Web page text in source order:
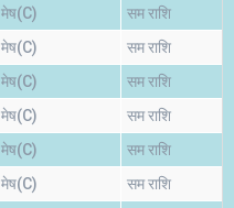
मेष(C) सम राशि
मेष(C) सम राशि
मेष(C) सम राशि
मेष(C) सम राशि
मेष(C) सम राशि
मेष(C) सम राशि